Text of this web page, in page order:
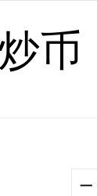
币
一